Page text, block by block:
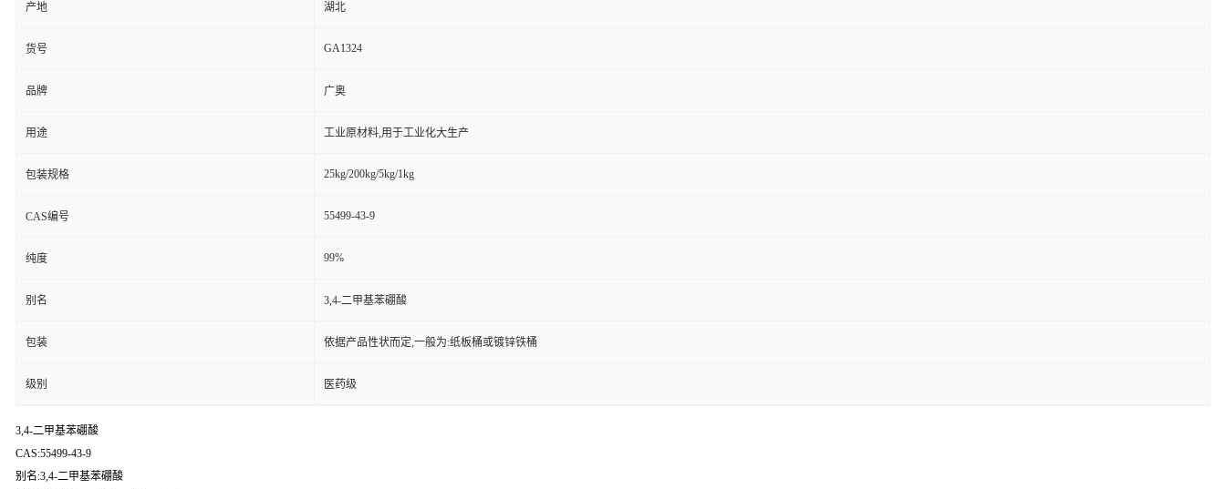
产地 湖北
货号 GA1324
品牌 广奥
用途 工业原材料,用于工业化大生产
包装规格 25kg/200kg/5kg/1kg
CAS编号 55499-43-9
纯度 99%
别名 3,4-二甲基苯硼酸
包装 依据产品性状而定,一般为:纸板桶或镀锌铁桶
级别 医药级
3,4-二甲基苯硼酸
CAS:55499-43-9
别名:3,4-二甲基苯硼酸